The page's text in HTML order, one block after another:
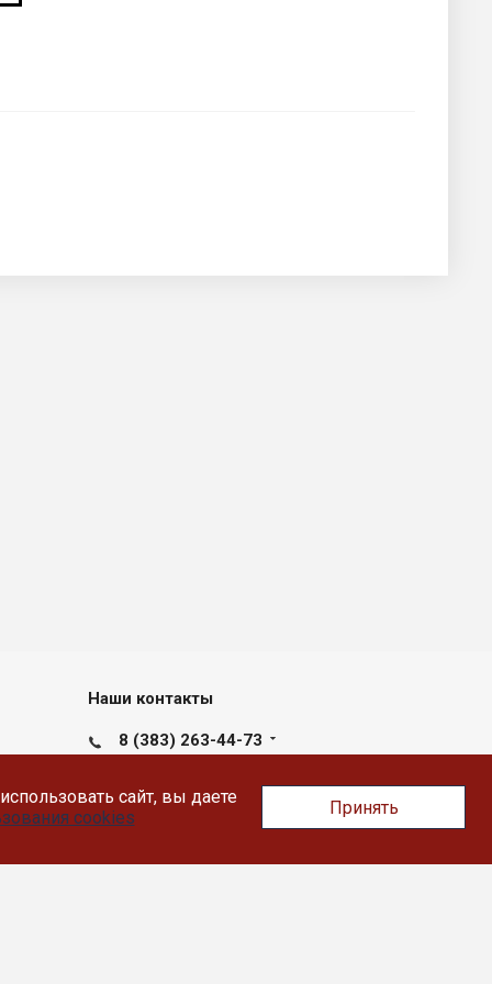
сайт, вы даете
cookies
Принять
Наши контакты
8 (383) 263-44-73
Новосибирск, Вокзальная
магистраль д.15, офис 105 а